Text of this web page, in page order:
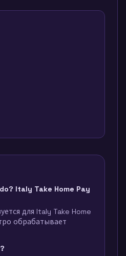
Italy Take Home Pay
для Italy Take Home
обрабатывает